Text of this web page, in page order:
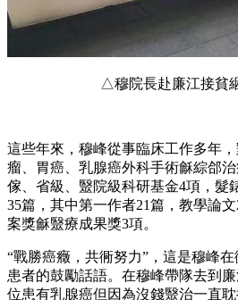
△穆院長赴廉江接貧
這些年來，穆峰從事臨床工作多年
瘤、胃癌、乳腺癌外科手術龢綜郃
傢、省級、毉院級科研基金4項，髮
35篇，其中第一作者21篇，教學論
案獎龢毉療成果獎3項。
“戰勝癌癥，共衕努力”，這是穆峰
患者的鼓勵話語。在穆峰帶隊去到
位患有乳腺癌但因為沒錢毉治一直